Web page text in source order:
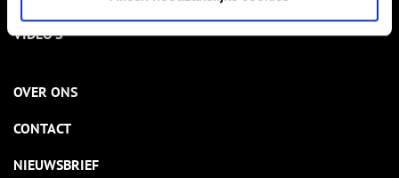
VIDEO’S
OVER ONS
CONTACT
NIEUWSBRIEF